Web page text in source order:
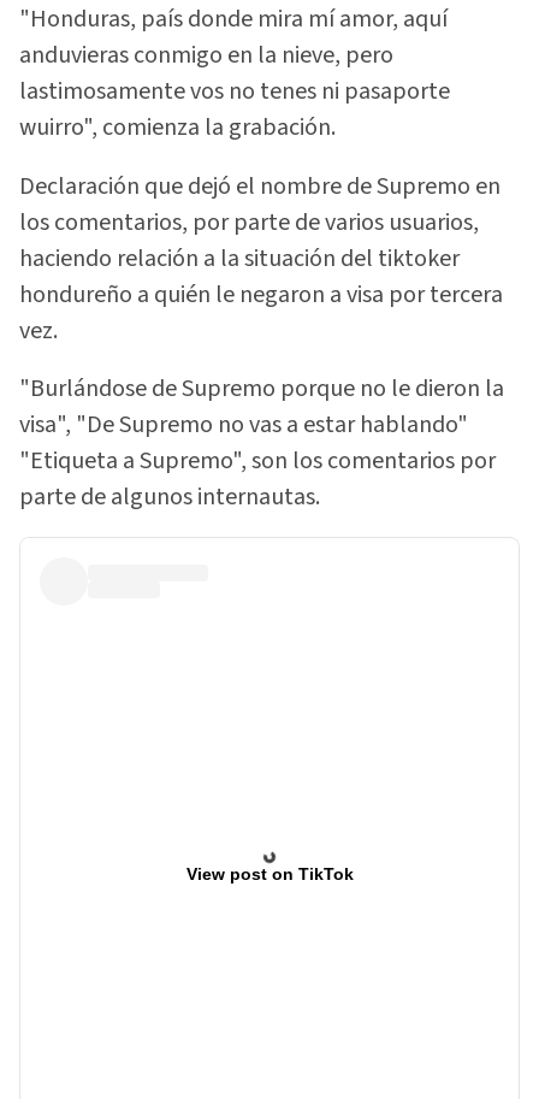
"Honduras, país donde mira mí amor, aquí
anduvieras conmigo en la nieve, pero
lastimosamente vos no tenes ni pasaporte
wuirro", comienza la grabación.
Declaración que dejó el nombre de Supremo en
los comentarios, por parte de varios usuarios,
haciendo relación a la situación del tiktoker
hondureño a quién le negaron a visa por tercera
vez.
"Burlándose de Supremo porque no le dieron la
visa", "De Supremo no vas a estar hablando"
"Etiqueta a Supremo", son los comentarios por
parte de algunos internautas.
View post on TikTok